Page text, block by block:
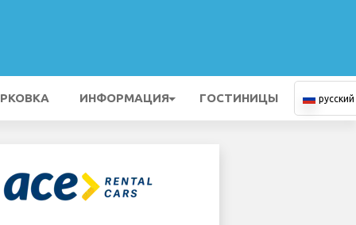
ИНФОРМАЦИЯ ГОСТИНИЦЫ русский